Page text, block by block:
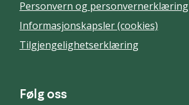
Personvern og personvernerklæring
Informasjonskapsler (cookies)
Tilgjengelighetserklæring
Følg oss